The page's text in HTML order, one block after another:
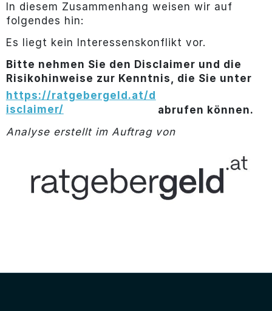
In diesem Zusammenhang weisen wir auf
folgendes hin:
Es liegt kein Interessenskonflikt vor.
Bitte nehmen Sie den Disclaimer und die
Risikohinweise zur Kenntnis, die Sie unter
https://ratgebergeld.at/d
isclaimer/
abrufen können.
Analyse erstellt im Auftrag von